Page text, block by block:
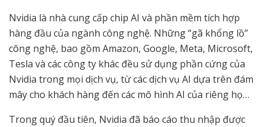
Nvidia là nhà cung cấp chip AI và phần mềm tích hợp
hàng đầu của ngành công nghệ. Những “gã khổng lồ”
công nghệ, bao gồm Amazon, Google, Meta, Microsoft,
Tesla và các công ty khác đều sử dụng phần cứng của
Nvidia trong mọi dịch vụ, từ các dịch vụ AI dựa trên đám
mây cho khách hàng đến các mô hình AI của riêng họ…
Trong quý đầu tiên, Nvidia đã báo cáo thu nhập được